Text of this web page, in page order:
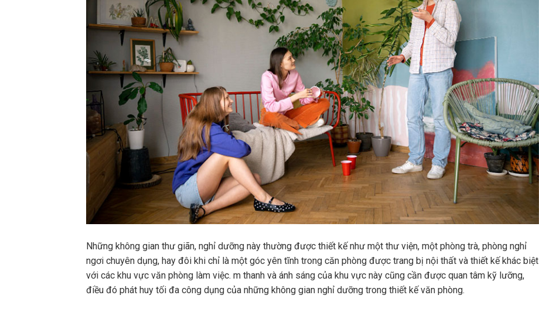
Những không gian thư giãn, nghỉ dưỡng này thường được thiết kế như một thư viện, một phòng trà, phòng nghỉ
ngơi chuyên dụng, hay đôi khi chỉ là một góc yên tĩnh trong căn phòng được trang bị nội thất và thiết kế khác biệt
với các khu vực văn phòng làm việc. m thanh và ánh sáng của khu vực này cũng cần được quan tâm kỹ lưỡng,
điều đó phát huy tối đa công dụng của những không gian nghỉ dưỡng trong thiết kế văn phòng.